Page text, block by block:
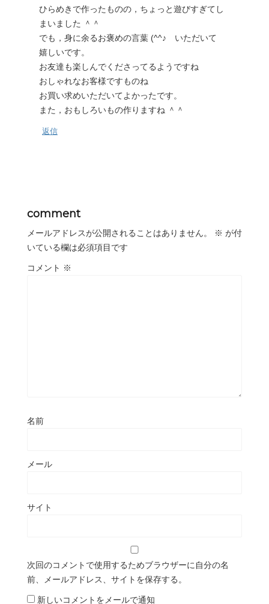
ひらめきで作ったものの，ちょっと遊びすぎてし
まいました ＾＾
でも，身に余るお褒めの言葉 (^^♪ いただいて
嬉しいです。
お友達も楽しんでくださってるようですね
おしゃれなお客様ですものね
お買い求めいただいてよかったです。
また，おもしろいもの作りますね ＾＾
返信
comment
メールアドレスが公開されることはありません。 ※ が付
いている欄は必須項目です
コメント ※
名前
メール
サイト
次回のコメントで使用するためブラウザーに自分の名
前、メールアドレス、サイトを保存する。
新しいコメントをメールで通知